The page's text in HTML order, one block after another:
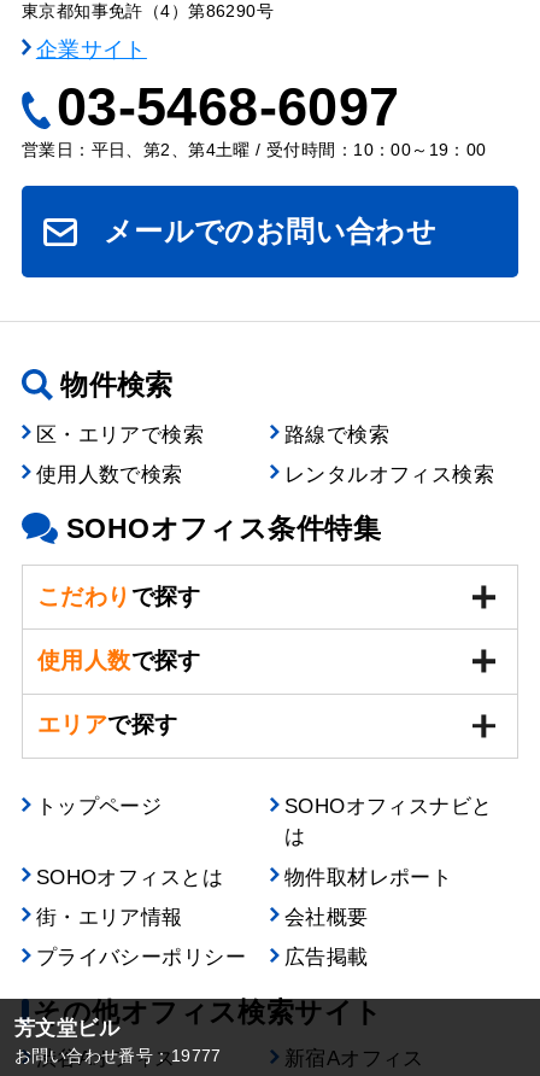
芳文堂ビル
お問い合わせ番号：19777
東京都知事免許（4）第86290号
企業サイト
03-5468-6097
営業日：平日、第2、第4土曜 / 受付時間：10：00～19：00
メールでのお問い合わせ
物件検索
区・エリアで検索
路線で検索
使用人数で検索
レンタルオフィス検索
SOHOオフィス条件特集
こだわり で探す
使用人数で探す
エリアで探す
トップページ
SOHOオフィスナビと
は
SOHOオフィスとは
物件取材レポート
街・エリア情報
会社概要
プライバシーポリシー
広告掲載
その他オフィス検索サイト
渋谷Aオフィス 新宿Aオフィス